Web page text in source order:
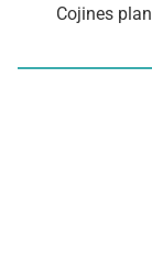
Cojines